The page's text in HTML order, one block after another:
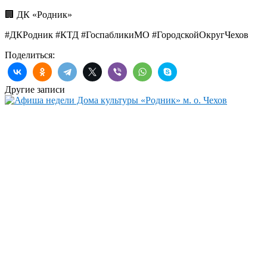
🏢 ДК «Родник»
#ДКРодник #КТД #ГоспабликиМО #ГородскойОкругЧехов
Поделиться:
Другие записи